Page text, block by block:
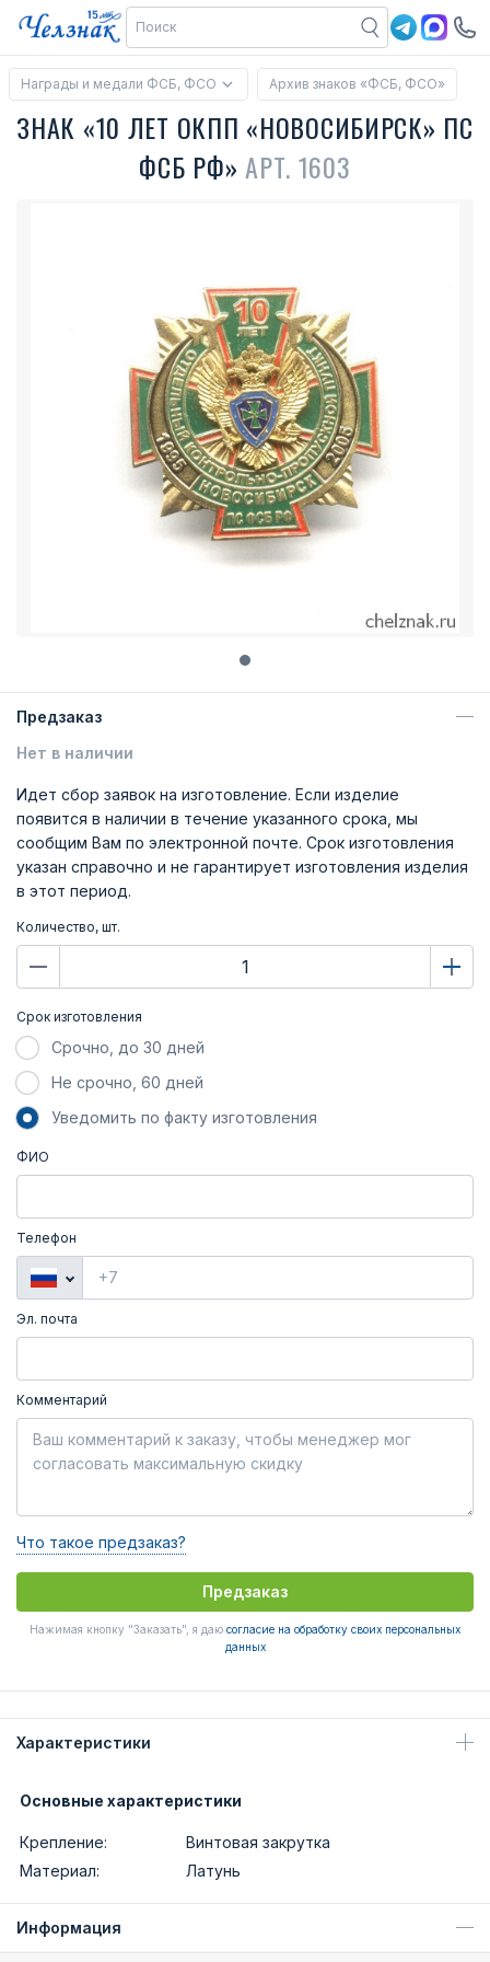
Награды и медали ФСБ, ФСО Архив знаков «ФСБ, ФСО»
ЗНАК «10 ЛЕТ ОКПП «НОВОСИБИРСК» ПС
ФСБ РФ»АРТ. 1603
Предзаказ
Нет в наличии
Идет сбор заявок на изготовление. Если изделие
появится в наличии в течение указанного срока, мы
сообщим Вам по электронной почте. Срок изготовления
указан справочно и не гарантирует изготовления изделия
в этот период.
Количество, шт.
Срок изготовления
Срочно, до 30 дней
Не срочно, 60 дней
Уведомить по факту изготовления
ФИО
Телефон
Эл. почта
Комментарий
Что такое предзаказ?
Предзаказ
Нажимая кнопку "Заказать", я даю согласие на обработку своих персональных
данных
Характеристики
Основные характеристики
Крепление:
Винтовая закрутка
Материал:
Латунь
Информация